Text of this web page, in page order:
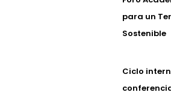
para un
Sostenible
Ciclo